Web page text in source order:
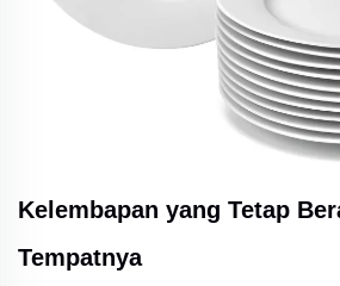
Kelembapan yang Tetap
Tempatnya